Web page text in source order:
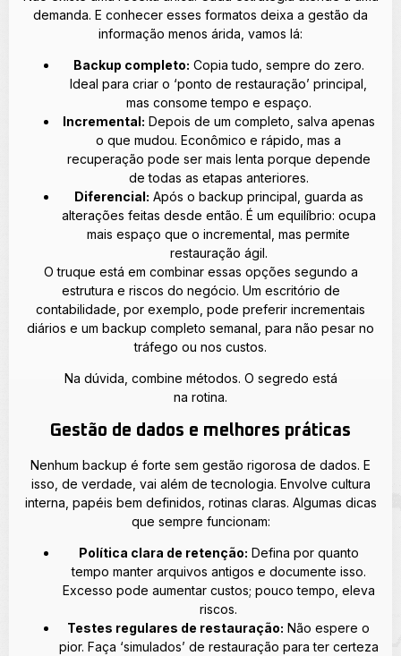
demanda. E conhecer esses formatos deixa a gestão da
informação menos árida, vamos lá:
Backup completo: Copia tudo, sempre do zero.
Ideal para criar o ‘ponto de restauração’ principal,
mas consome tempo e espaço.
Incremental: Depois de um completo, salva apenas
o que mudou. Econômico e rápido, mas a
recuperação pode ser mais lenta porque depende
de todas as etapas anteriores.
Diferencial: Após o backup principal, guarda as
alterações feitas desde então. É um equilíbrio: ocupa
mais espaço que o incremental, mas permite
restauração ágil.
O truque está em combinar essas opções segundo a
estrutura e riscos do negócio. Um escritório de
contabilidade, por exemplo, pode preferir incrementais
diários e um backup completo semanal, para não pesar no
tráfego ou nos custos.
Na dúvida, combine métodos. O segredo está
na rotina.
Gestão de dados e melhores práticas
Nenhum backup é forte sem gestão rigorosa de dados. E
isso, de verdade, vai além de tecnologia. Envolve cultura
interna, papéis bem definidos, rotinas claras. Algumas dicas
que sempre funcionam:
Política clara de retenção: Defina por quanto
tempo manter arquivos antigos e documente isso.
Excesso pode aumentar custos; pouco tempo, eleva
riscos.
Testes regulares de restauração: Não espere o
pior. Faça ‘simulados’ de restauração para ter certeza